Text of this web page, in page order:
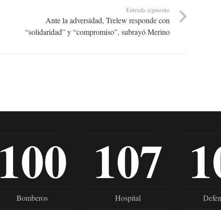
Entrada siguiente
Ante la adversidad, Trelew responde con
“solidaridad” y “compromiso”, subrayó Merino
100
Bomberos
107
Hospital